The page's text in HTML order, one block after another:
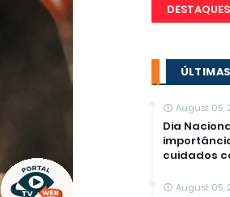
August 05,
Dia
cuidados
August 05,